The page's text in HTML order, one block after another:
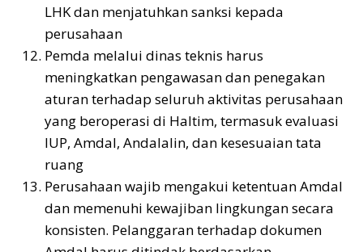
LHK dan menjatuhkan sanksi kepada
perusahaan
Pemda melalui dinas teknis harus
meningkatkan pengawasan dan penegakan
aturan terhadap seluruh aktivitas perusahaan
yang beroperasi di Haltim, termasuk evaluasi
IUP, Amdal, Andalalin, dan kesesuaian tata
ruang
Perusahaan wajib mengakui ketentuan Amdal
dan memenuhi kewajiban lingkungan secara
konsisten. Pelanggaran terhadap dokumen